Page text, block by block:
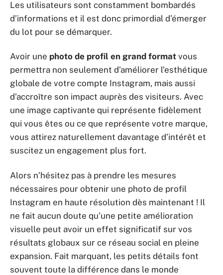
Les utilisateurs sont constamment bombardés
d’informations et il est donc primordial d’émerger
du lot pour se démarquer.
Avoir une photo de profil en grand format vous
permettra non seulement d’améliorer l’esthétique
globale de votre compte Instagram, mais aussi
d’accroître son impact auprès des visiteurs. Avec
une image captivante qui représente fidèlement
qui vous êtes ou ce que représente votre marque,
vous attirez naturellement davantage d’intérêt et
suscitez un engagement plus fort.
Alors n’hésitez pas à prendre les mesures
nécessaires pour obtenir une photo de profil
Instagram en haute résolution dès maintenant ! Il
ne fait aucun doute qu’une petite amélioration
visuelle peut avoir un effet significatif sur vos
résultats globaux sur ce réseau social en pleine
expansion. Fait marquant, les petits détails font
souvent toute la différence dans le monde